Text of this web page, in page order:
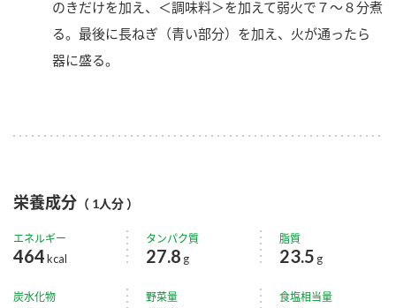
のきだけを加え、＜調味料＞を加えて弱火で７～８分煮
る。最後に長ねぎ（青い部分）を加え、火が通ったら
器に盛る。
栄養成分 （ 1人分 ）
エネルギー
464kcal
タンパク質
27.8 g
脂質
23.5 g
炭水化物 野菜量 食塩相当量